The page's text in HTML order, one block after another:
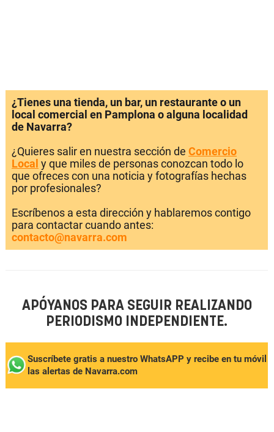
¿Tienes una tienda, un bar, un restaurante o un
local comercial en Pamplona o alguna localidad
de Navarra?
¿Quieres salir en nuestra sección de Comercio
Local y que miles de personas conozcan todo lo
que ofreces con una noticia y fotografías hechas
por profesionales?
Escríbenos a esta dirección y hablaremos contigo
para contactar cuando antes:
contacto@navarra.com
APÓYANOS PARA SEGUIR REALIZANDO
PERIODISMO INDEPENDIENTE.
Suscríbete gratis a nuestro WhatsAPP y recibe en tu móvil
las alertas de Navarra.com